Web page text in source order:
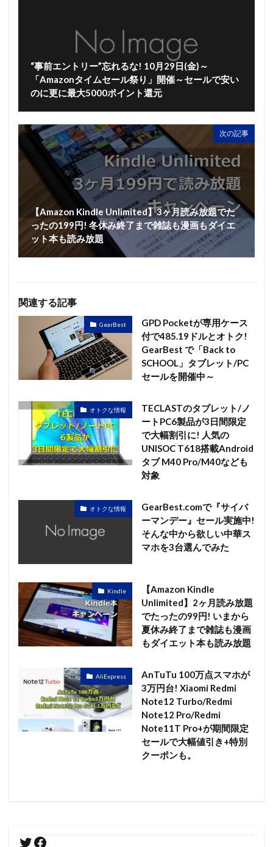
“事前エントリー”忘れるな! 10月29日(金)～
「Amazonタイムセール祭り」開催～セールで安い
のに更に最大5000ポイント還元
次の記事
【Amazon Kindle Unlimited】3ヶ月読み放題でた
ったの199円! 冬休み終了まで雑誌も漫画もダイエ
ット本も読み放題
関連する記事
GearBest
GPD Pocketが専用ケース
付で485.19ドルとオトク!
GearBest で「Back to
SCHOOL」タブレット/PC
セールを開催中～
オトクな情報
TECLASTのタブレット/ノ
ートPC6製品が3日間限定
で大幅割引に! 人気の
UNISOC T618搭載Android
タブ M40 Pro/M40なども
対象
オトクな情報
GearBest.comで『サイバ
ーマンデー』セール実施中!
そんな中から欲しい中華ス
マホを3台選んでみた
Kindle
【Amazon Kindle
Unlimited】2ヶ月読み放題
でたったの99円! いまから
夏休み終了まで雑誌も漫画
もダイエット本も読み放題
AliExpress
AnTuTu 100万点スマホが
3万円台! Xiaomi Redmi
Note12 Turbo/Redmi
Note12 Pro/Redmi
Note11T Pro+が期間限定
セールで大幅値引き+特別
クーポンも。